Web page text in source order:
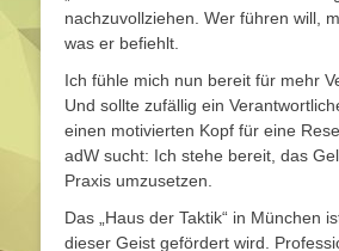
nachzuvollziehen. Wer führen will,
was er befiehlt.
Ich fühle mich nun bereit für mehr
Und sollte zufällig ein
einen motivierten Kopf für eine
adW sucht: Ich stehe bereit, das
Praxis umzusetzen.
Das „Haus der Taktik“ in München
dieser Geist gefördert wird.